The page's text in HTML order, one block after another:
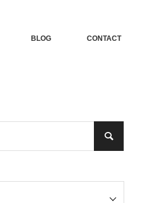
BLOG CONTACT